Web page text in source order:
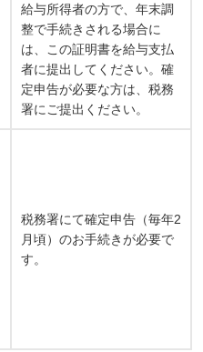
給与所得者の方で、年末調
整で手続きされる場合に
は、この証明書を給与支払
者に提出してください。 確
定申告が必要な方は、税務
署にご提出ください。
税務署にて確定申告（毎年2
月頃）のお手続きが必要で
す。